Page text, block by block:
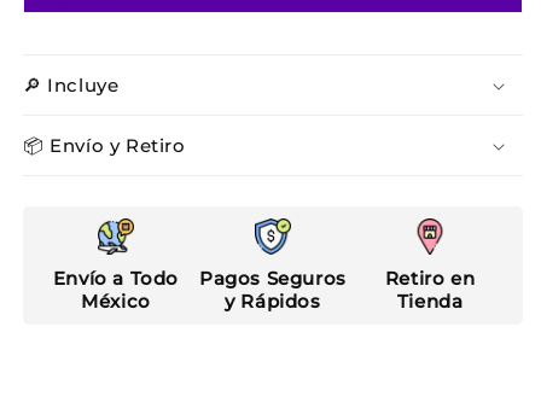
🔎 Incluye
📦 Envío y Retiro
Envío a Todo
México
Pagos Seguros
y Rápidos
Retiro en
Tienda